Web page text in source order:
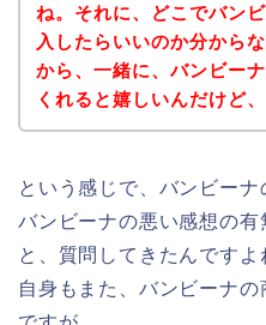
ね。それに、どこでバン
入したらいいのか分から
から、一緒に、バンビー
くれると嬉しいんだけど
という感じで、バンビーナ
バンビーナの悪い感想の
と、質問してきたんです
自身もまた、バンビーナ